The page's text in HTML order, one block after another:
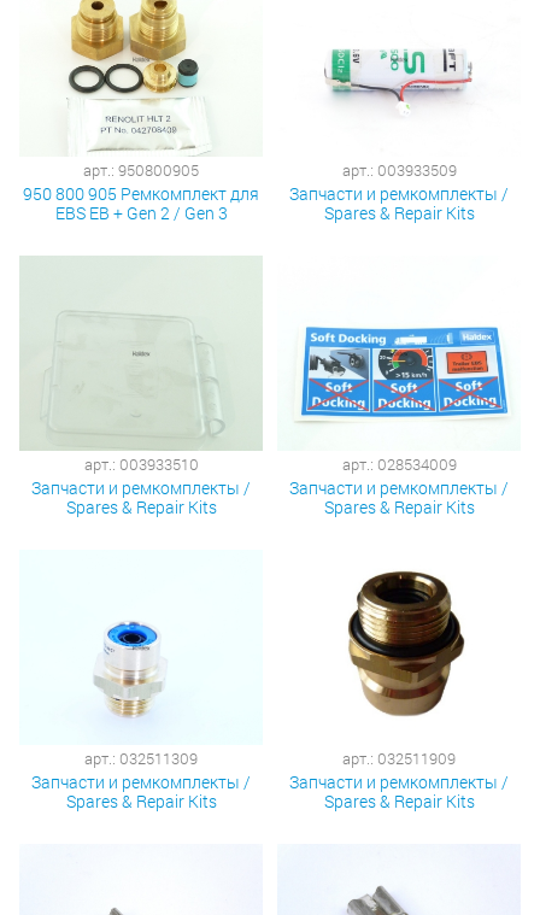
арт.: 950800905
950 800 905 Ремкомплект для
EBS EB + Gen 2 / Gen 3
арт.: 003933509
Запчасти и ремкомплекты /
Spares & Repair Kits
арт.: 003933510
Запчасти и ремкомплекты /
Spares & Repair Kits
арт.: 028534009
Запчасти и ремкомплекты /
Spares & Repair Kits
арт.: 032511309
Запчасти и ремкомплекты /
Spares & Repair Kits
арт.: 032511909
Запчасти и ремкомплекты /
Spares & Repair Kits